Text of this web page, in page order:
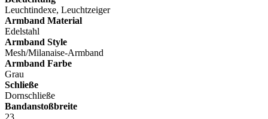
Leuchtindexe, Leuchtzeiger
Armband Material
Edelstahl
Armband Style
Mesh/Milanaise-Armband
Armband Farbe
Grau
Schließe
Dornschließe
Bandanstoßbreite